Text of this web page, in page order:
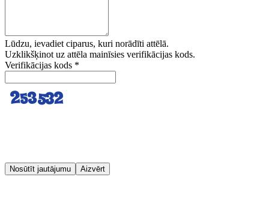
Lūdzu, ievadiet ciparus, kuri norādīti attēlā.
Uzklikšķinot uz attēla mainīsies verifikācijas kods.
Verifikācijas kods *
Nosūtīt jautājumu Aizvērt